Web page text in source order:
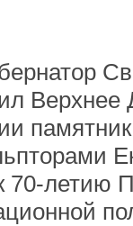
Верхнее
70-